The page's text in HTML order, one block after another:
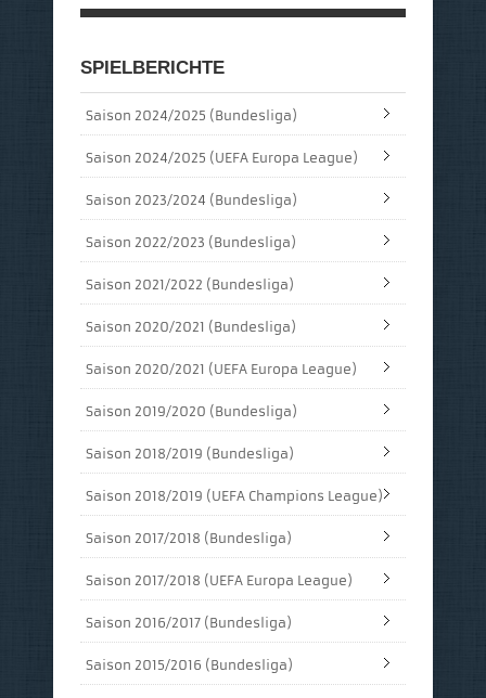
SPIELBERICHTE
Saison 2024/2025 (Bundesliga)
Saison 2024/2025 (UEFA Europa League)
Saison 2023/2024 (Bundesliga)
Saison 2022/2023 (Bundesliga)
Saison 2021/2022 (Bundesliga)
Saison 2020/2021 (Bundesliga)
Saison 2020/2021 (UEFA Europa League)
Saison 2019/2020 (Bundesliga)
Saison 2018/2019 (Bundesliga)
Saison 2018/2019 (UEFA Champions League)
Saison 2017/2018 (Bundesliga)
Saison 2017/2018 (UEFA Europa League)
Saison 2016/2017 (Bundesliga)
Saison 2015/2016 (Bundesliga)